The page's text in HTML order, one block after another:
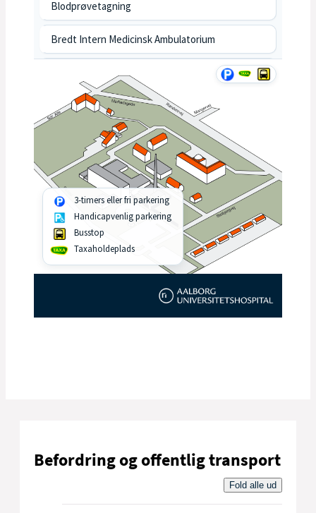
Befordring og offentlig transport
Fold alle ud